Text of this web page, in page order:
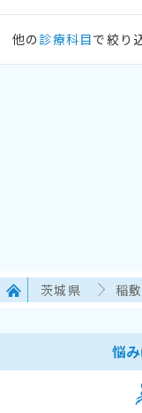
他の 診療科目で絞り
茨城県 稲
悩